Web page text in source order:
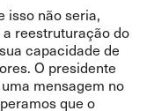
isso não seria,
reestruturação do
capacidade de
O presidente
mensagem no
que o